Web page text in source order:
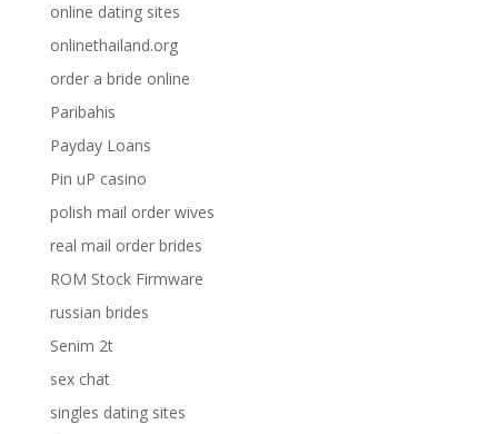
online dating sites
onlinethailand.org
order a bride online
Paribahis
Payday Loans
Pin uP casino
polish mail order wives
real mail order brides
ROM Stock Firmware
russian brides
Senim 2t
sex chat
singles dating sites